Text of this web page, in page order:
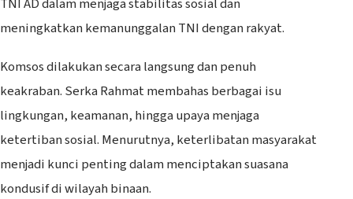
meningkatkan kemanunggalan TNI dengan rakyat.
Komsos dilakukan secara langsung dan penuh
keakraban. Serka Rahmat membahas berbagai isu
lingkungan, keamanan, hingga upaya menjaga
ketertiban sosial. Menurutnya, keterlibatan masyarakat
menjadi kunci penting dalam menciptakan suasana
kondusif di wilayah binaan.